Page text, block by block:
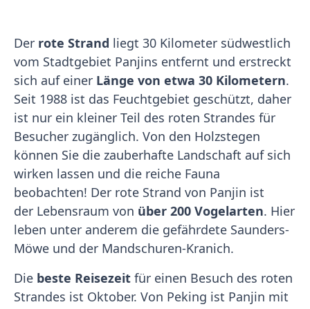
Der rote Strand liegt 30 Kilometer südwestlich
vom Stadtgebiet Panjins entfernt und erstreckt
sich auf einer Länge von etwa 30 Kilometern.
Seit 1988 ist das Feuchtgebiet geschützt, daher
ist nur ein kleiner Teil des roten Strandes für
Besucher zugänglich. Von den Holzstegen
können Sie die zauberhafte Landschaft auf sich
wirken lassen und die reiche Fauna
beobachten! Der rote Strand von Panjin ist
der Lebensraum von über 200 Vogelarten. Hier
leben unter anderem die gefährdete Saunders-
Möwe und der Mandschuren-Kranich.
Die beste Reisezeit für einen Besuch des roten
Strandes ist Oktober. Von Peking ist Panjin mit